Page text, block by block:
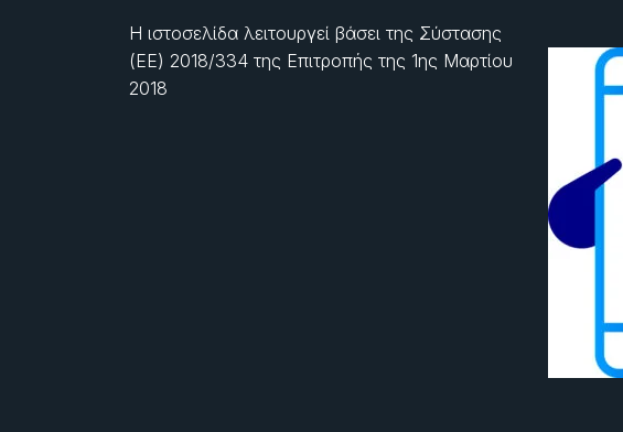
Η ιστοσελίδα λειτουργεί βάσει της Σύστασης
(ΕΕ) 2018/334 της Επιτροπής της 1ης Μαρτίου
2018